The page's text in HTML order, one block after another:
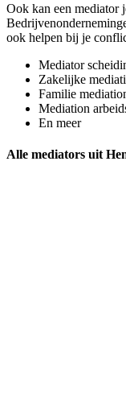
Ook kan een mediator
ook helpen bij je
Mediator
Zakelijke
Familie
Mediation
En meer
Alle mediators uit